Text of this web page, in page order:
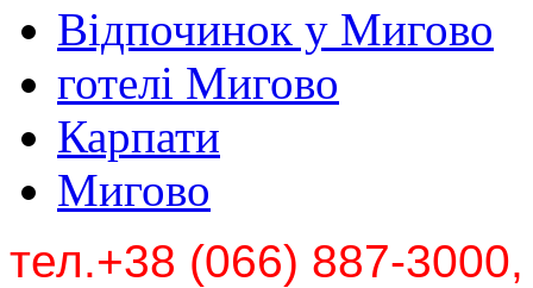
Відпочинок у Мигово
готелі Мигово
Карпати
Мигово
тел.+38 (066) 887-